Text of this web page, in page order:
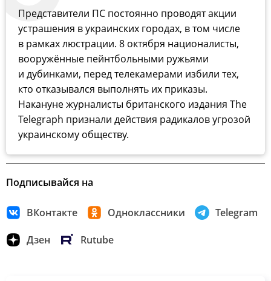
Представители ПС постоянно проводят акции
устрашения в украинских городах, в том числе
в рамках люстрации. 8 октября националисты,
вооружённые пейнтбольными ружьями
и дубинками, перед телекамерами избили тех,
кто отказывался выполнять их приказы.
Накануне журналисты британского издания The
Telegraph признали действия радикалов угрозой
украинскому обществу.
Подписывайся на
ВКонтакте Одноклассники Telegram
Дзен Rutube